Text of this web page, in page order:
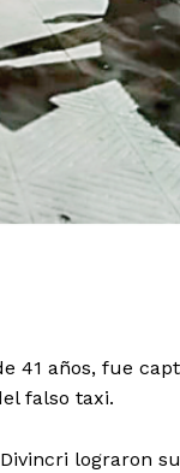
41 años, fue
falso taxi.
lograron